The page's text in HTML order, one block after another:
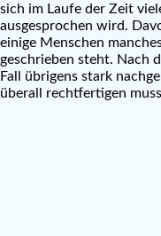
sich im Laufe der Zeit
ausgesprochen wird.
einige Menschen
geschrieben steht. Nach
Fall übrigens stark
überall rechtfertigen